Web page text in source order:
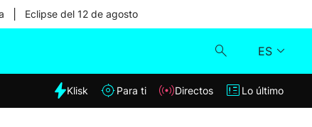
Eclipse del 12 de agosto
ES
Klisk
Klisk Para ti Directos Lo último